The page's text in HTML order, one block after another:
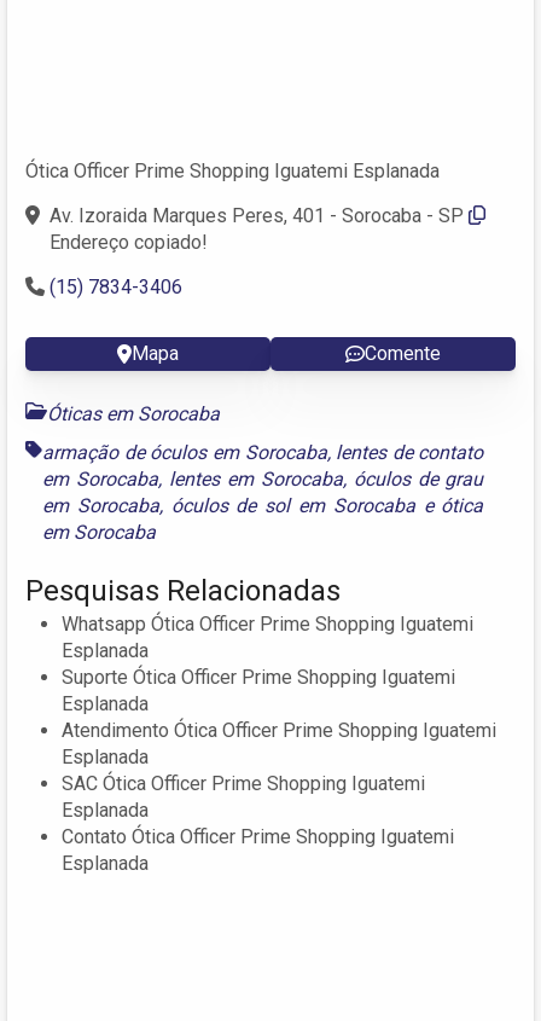
Ótica Officer Prime Shopping Iguatemi Esplanada
Av. Izoraida Marques Peres, 401 - Sorocaba - SP
Endereço copiado!
(15) 7834-3406
Mapa Comente
Óticas em Sorocaba
armação de óculos em Sorocaba, lentes de contato
em Sorocaba, lentes em Sorocaba, óculos de grau
em Sorocaba, óculos de sol em Sorocabae ótica
em Sorocaba
Pesquisas Relacionadas
Whatsapp Ótica Officer Prime Shopping Iguatemi
Esplanada
Suporte Ótica Officer Prime Shopping Iguatemi
Esplanada
Atendimento Ótica Officer Prime Shopping Iguatemi
Esplanada
SAC Ótica Officer Prime Shopping Iguatemi
Esplanada
Contato Ótica Officer Prime Shopping Iguatemi
Esplanada